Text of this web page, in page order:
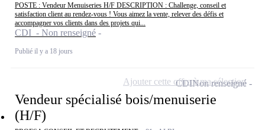
POSTE : Vendeur Menuiseries H/F DESCRIPTION : Challenge, conseil et
satisfaction client au rendez-vous ! Vous aimez la vente, relever des défis et
accompagner vos clients dans des projets qui...
CDI - Non renseigné
Publié il y a 18 jours
Vendeur spécialisé bois/menuiserie
(H/F)
CDINon renseigné
Ajouter cette offre à ma sélection